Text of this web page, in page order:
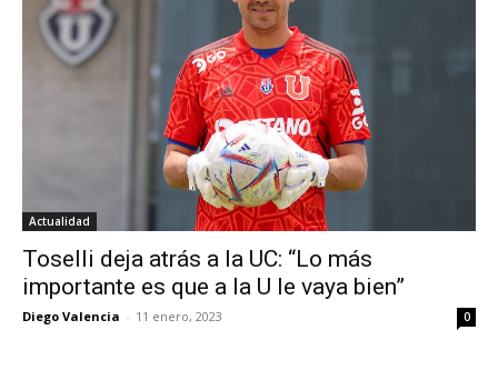
Actualidad
Toselli deja atrás a la UC: “Lo más
importante es que a la U le vaya bien”
Diego Valencia - 11 enero, 2023 0